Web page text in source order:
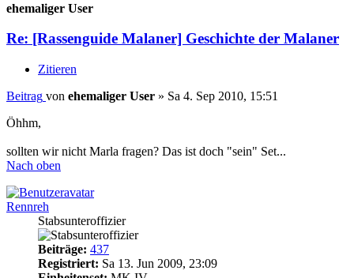
ehemaliger User
Re: [Rassenguide Malaner] Geschichte der Malaner
Zitieren
Beitrag von ehemaliger User » Sa 4. Sep 2010, 15:51
Öhhm,
sollten wir nicht Marla fragen? Das ist doch "sein" Set...
Nach oben
Rennreh
Stabsunteroffizier
Beiträge: 437
Registriert: Sa 13. Jun 2009, 23:09